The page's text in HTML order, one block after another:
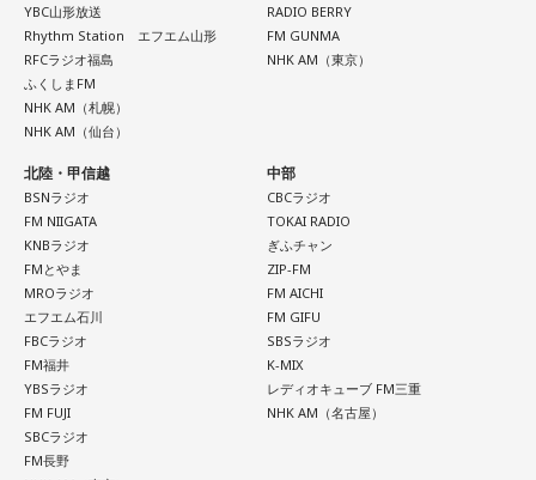
発売日：2026年10月14日（水）
仕様：CD
レーベル：ヤマハミュージックコミュニケーションズ
01. Twilight Run
02. SO-DAYONE !
03. Cobalt Express
04. Marmalade Island
05. Paris-Nice
06. Journey To Aurora
07. Last Train To Summer
08. Black Ice
09. TANBI（耽美）
10.TanTan
8月7日（金）19:00より、かつしかトリオのメンバー3人によ
る恒例の全曲試聴会をYouTubeで生配信します。メンバーの
楽しいトークとともに、ニューアルバム『SO-DAYONE !』の
収録曲をひと足早く紹介。それぞれの楽曲の聴きどころや制
作に込めた思いなどを、メンバー自身が解説。アルバムをよ
り深く楽しめる貴重な機会に触れることができます。
＜かつしかトリオ『SO-DAYONE !』全曲試聴会＞
配信日時：2026年8月7日（金）19:00～
出演：櫻井哲夫、神保 彰、向谷 実
※詳細は公式サイトをご確認ください
◆タワーレコードで応募抽選キャンペーン＆インストアイベ
ント開催
ニューアルバム『SO-DAYONE !』の発売を記念し、タワーレ
ない方は今すぐダウンロードして、当日までお待ちくださ
い！
まだ見ぬアーティストとの出会いも、お気に入りのアーティ
ストを追いかけながらライブハウスを巡る楽しみも、
MINAMI WHEELならでは。
今年も大阪・ミナミの街から、新たな音楽との出会いをお届
けします。どうぞご期待ください。
【イベント詳細】
Maxell presents FM802 MINAMI WHEEL 2026
●開催日時：2026年10月10日（土）・10月11日（日）・10
月12日（月・祝）
●出演アーティスト：
10/10(土) 出演
YBC山形放送
Rhythm Station エフエム山形
RFCラジオ福島
ふくしまFM
NHK AM（札幌）
NHK AM（仙台）
RADIO BERRY
FM GUNMA
NHK AM（東京）
北陸・甲信越
BSNラジオ
FM NIIGATA
KNBラジオ
FMとやま
MROラジオ
エフエム石川
FBCラジオ
FM福井
YBSラジオ
FM FUJI
SBCラジオ
FM長野
中部
CBCラジオ
TOKAI RADIO
ぎふチャン
ZIP-FM
FM AICHI
FM GIFU
SBSラジオ
K-MIX
レディオキューブ FM三重
NHK AM（名古屋）